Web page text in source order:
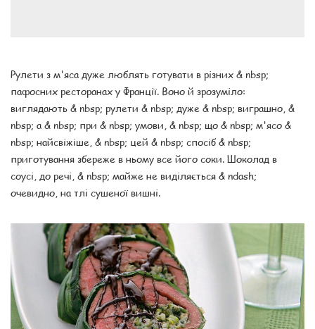
Рулети з м'яса дуже люблять готувати в різних & nbsp;
пафосних ресторанах у Франції. Воно й зрозуміло:
виглядають & nbsp; рулети & nbsp; дуже & nbsp; виграшно, &
nbsp; а & nbsp; при & nbsp; умови, & nbsp; що & nbsp; м'ясо &
nbsp; найсвіжіше, & nbsp; цей & nbsp; спосіб & nbsp;
приготування збереже в ньому все його соки. Шоколад в
соусі, до речі, & nbsp; майже не виділяється & ndash;
очевидно, на тлі сушеної вишні.